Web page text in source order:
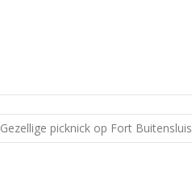
Gezellige picknick op Fort Buitensluis